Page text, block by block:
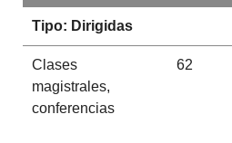
Tipo: Dirigidas
Clases
magistrales,
conferencias
62